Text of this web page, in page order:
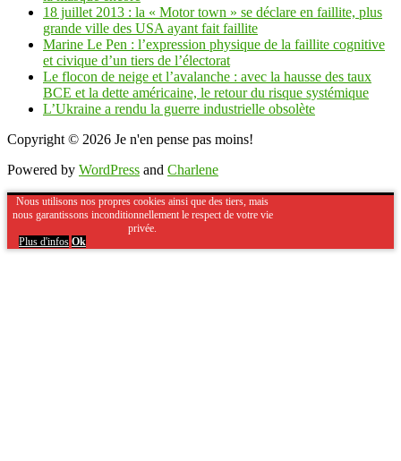
18 juillet 2013 : la « Motor town » se déclare en faillite, plus
grande ville des USA ayant fait faillite
Marine Le Pen : l’expression physique de la faillite cognitive
et civique d’un tiers de l’électorat
Le flocon de neige et l’avalanche : avec la hausse des taux
BCE et la dette américaine, le retour du risque systémique
L’Ukraine a rendu la guerre industrielle obsolète
Copyright © 2026 Je n'en pense pas moins!
Powered by WordPress and Charlene
Nous utilisons nos propres cookies ainsi que des tiers, mais
nous garantissons inconditionnellement le respect de votre vie
privée.
Plus d'infos Ok